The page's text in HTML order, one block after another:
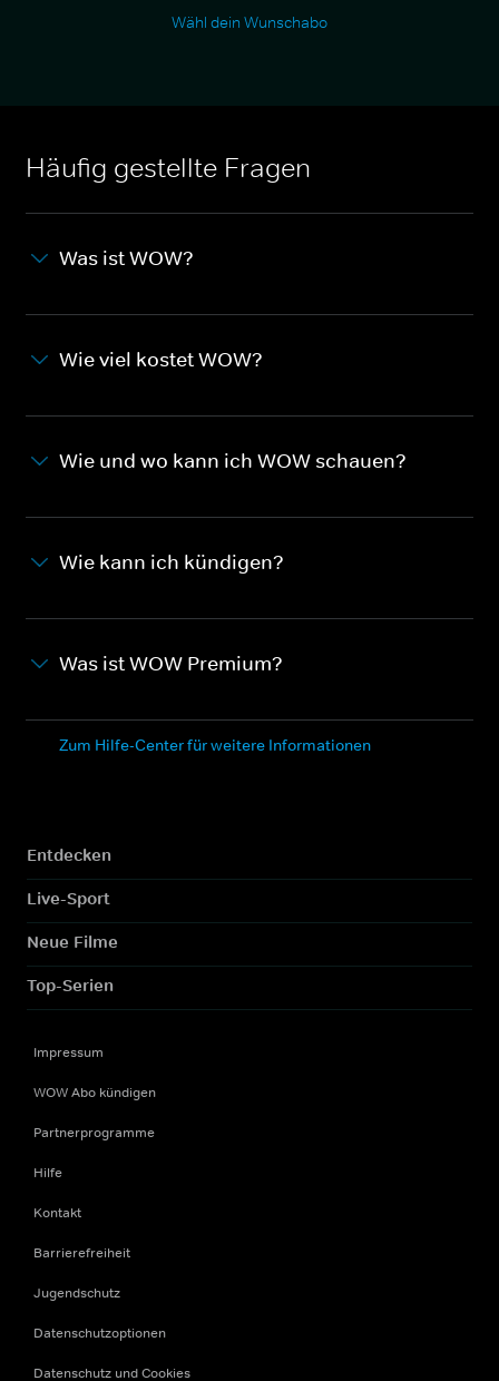
Wähl dein Wunschabo
Häufig gestellte Fragen
Was ist WOW?
Wie viel kostet WOW?
Wie und wo kann ich WOW schauen?
Wie kann ich kündigen?
Was ist WOW Premium?
Zum Hilfe-Center für weitere Informationen
Entdecken
Live-Sport
Neue Filme
Top-Serien
Impressum
WOW Abo kündigen
Partnerprogramme
Hilfe
Kontakt
Barrierefreiheit
Jugendschutz
Datenschutzoptionen
Datenschutz und Cookies